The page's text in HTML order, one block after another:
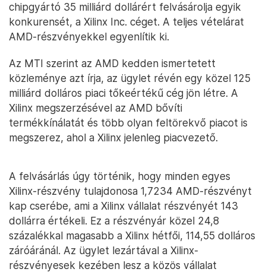
chipgyártó 35 milliárd dollárért felvásárolja egyik
konkurensét, a Xilinx Inc. céget. A teljes vételárat
AMD-részvényekkel egyenlítik ki.
Az MTI szerint az AMD kedden ismertetett
közleménye azt írja, az ügylet révén egy közel 125
milliárd dolláros piaci tőkeértékű cég jön létre. A
Xilinx megszerzésével az AMD bővíti
termékkínálatát és több olyan feltörekvő piacot is
megszerez, ahol a Xilinx jelenleg piacvezető.
A felvásárlás úgy történik, hogy minden egyes
Xilinx-részvény tulajdonosa 1,7234 AMD-részvényt
kap cserébe, ami a Xilinx vállalat részvényét 143
dollárra értékeli. Ez a részvényár közel 24,8
százalékkal magasabb a Xilinx hétfői, 114,55 dolláros
záróáránál. Az ügylet lezártával a Xilinx-
részvényesek kezében lesz a közös vállalat